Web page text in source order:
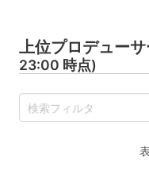
上位プロデュー
23:00 時点)